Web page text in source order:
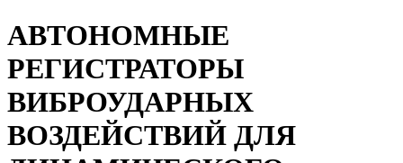
АВТОНОМНЫЕ
РЕГИСТРАТОРЫ
ВИБРОУДАРНЫХ
ВОЗДЕЙСТВИЙ ДЛЯ